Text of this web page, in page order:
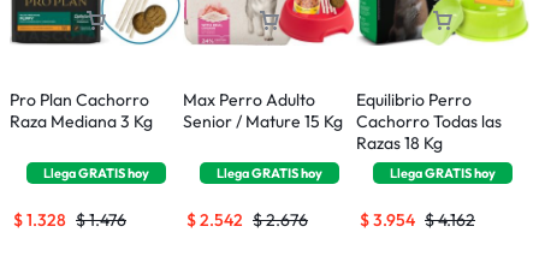
Pro Plan Cachorro
Raza Mediana 3 Kg
LlegaGRATIShoy
$1.476
$1.328
Max Perro Adulto
Senior / Mature 15 Kg
LlegaGRATIShoy
$2.676
$2.542
Equilibrio Perro
Cachorro Todas las
Razas 18 Kg
LlegaGRATIShoy
$4.162
$3.954